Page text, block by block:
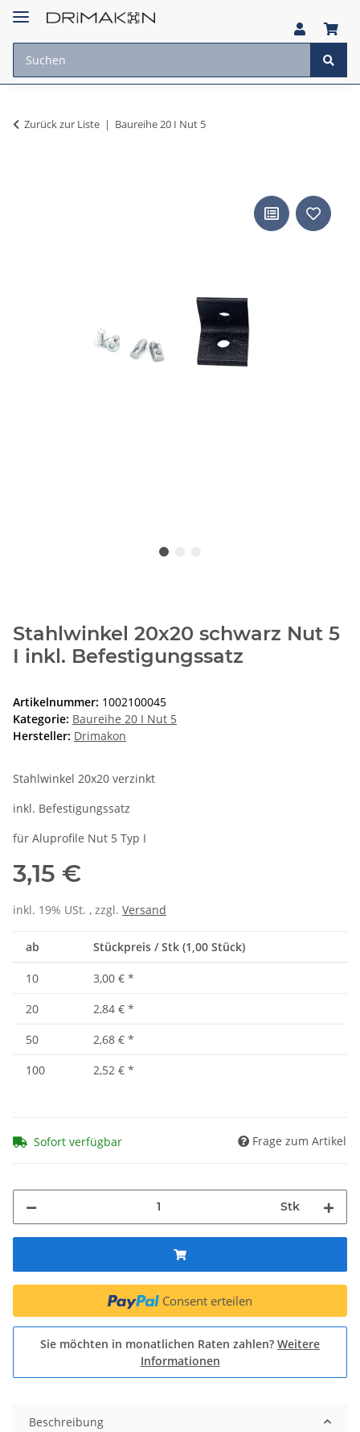
Zurück zur Liste Baureihe 20 I Nut 5
Stahlwinkel 20x20 schwarz Nut 5
I inkl. Befestigungssatz
Artikelnummer: 1002100045
Kategorie: Baureihe 20 I Nut 5
Hersteller: Drimakon
Stahlwinkel 20x20 verzinkt
inkl. Befestigungssatz
für Aluprofile Nut 5 Typ I
3,15 €
inkl. 19% USt. , zzgl. Versand
ab Stückpreis / Stk (1,00 Stück)
10 3,00 € *
20
2,84 € *
50
2,68 € *
100
2,52 € *
Sofort verfügbar Frage zum Artikel
Stk
Consent erteilen
Sie möchten in monatlichen Raten zahlen? Weitere
Informationen
Beschreibung